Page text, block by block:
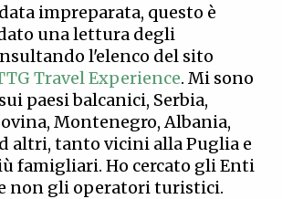
impreparata, questo è
una lettura degli
l'elenco del sito
Travel Experience. Mi sono
paesi balcanici, Serbia,
Montenegro, Albania,
altri, tanto vicini alla Puglia e
famigliari. Ho cercato gli Enti
non gli operatori turistici.